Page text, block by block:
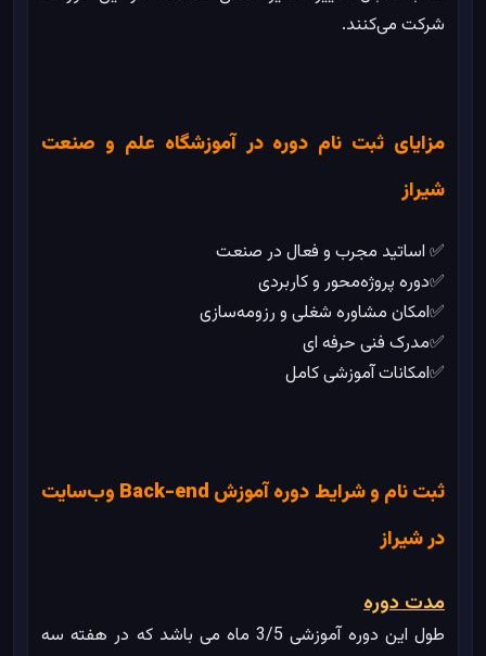
شرکت می‌کنند.
مزایای ثبت نام دوره در آموزشگاه علم و صنعت
شیراز
✅ اساتید مجرب و فعال در صنعت
✅دوره پروژه‌محور و کاربردی
✅امکان مشاوره شغلی و رزومه‌سازی
✅مدرک فنی حرفه ای
✅امکانات آموزشی کامل
ثبت نام و شرایط دوره آموزش Back-end وب‌سایت
در شیراز
مدت دوره
طول این دوره آموزشی 3/5 ماه می باشد که در هفته سه